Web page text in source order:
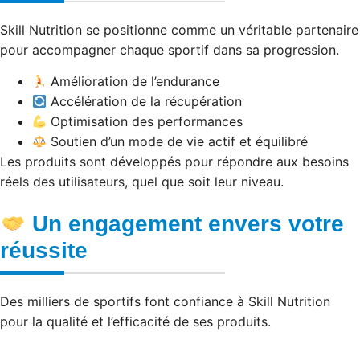
Skill Nutrition se positionne comme un véritable partenaire
pour accompagner chaque sportif dans sa progression.
Amélioration de l’endurance
Accélération de la récupération
Optimisation des performances
Soutien d’un mode de vie actif et équilibré
Les produits sont développés pour répondre aux besoins
réels des utilisateurs, quel que soit leur niveau.
Un engagement envers votre
réussite
Des milliers de sportifs font confiance à Skill Nutrition
pour la qualité et l’efficacité de ses produits.